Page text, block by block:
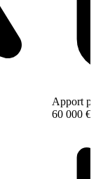
Apport
60 000 €